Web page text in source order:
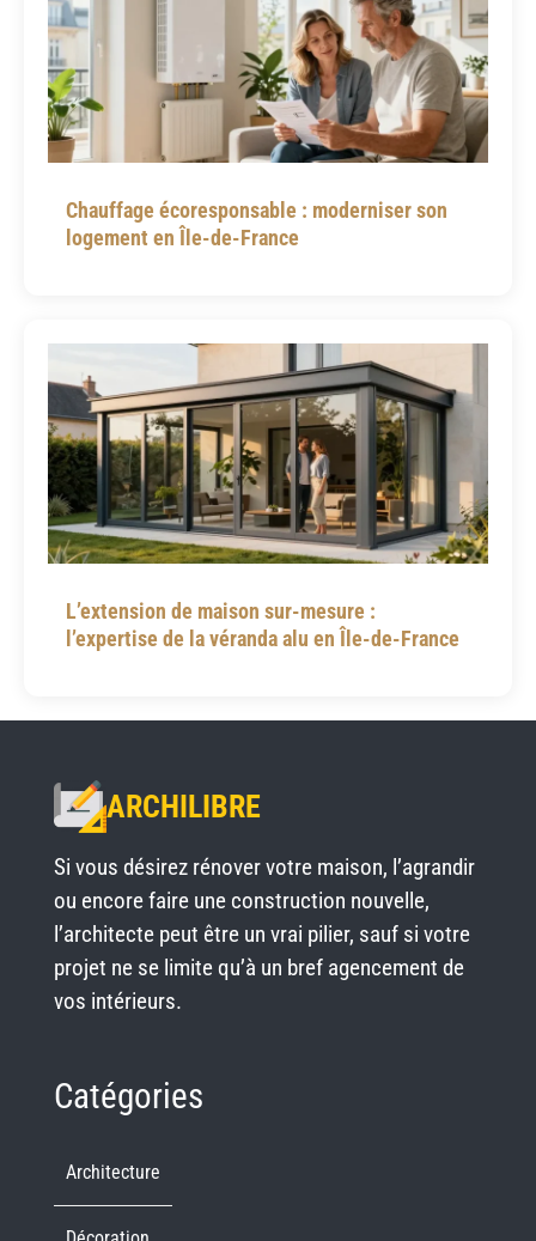
Chauffage écoresponsable : moderniser son
logement en Île-de-France
L’extension de maison sur-mesure :
l’expertise de la véranda alu en Île-de-France
ARCHILIBRE
Si vous désirez rénover votre maison, l’agrandir
ou encore faire une construction nouvelle,
l’architecte peut être un vrai pilier, sauf si votre
projet ne se limite qu’à un bref agencement de
vos intérieurs.
Catégories
Architecture